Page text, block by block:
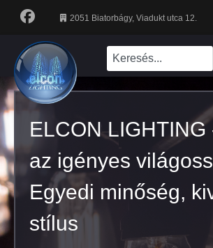
2051 Biatorbágy, Viadukt utca 12.
ELCON LIGHTING
az igényes
Egyedi minőség,
stílus